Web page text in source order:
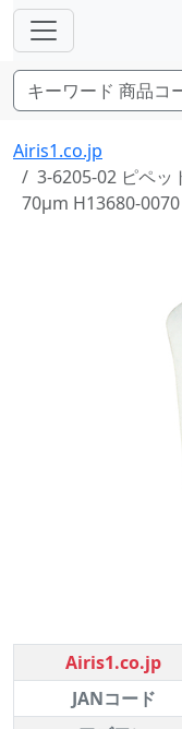
Airis1.co.jp
3-6205-02 ピペッ
70μm H13680-0070
Airis1.co.jp
JANコード